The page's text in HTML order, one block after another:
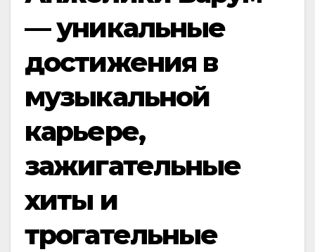
— уникальные
достижения в
музыкальной
карьере,
зажигательные
хиты и
трогательные